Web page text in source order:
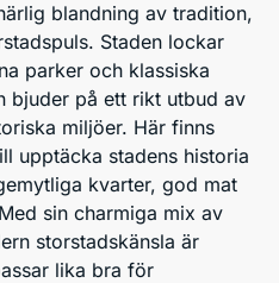
blandning av tradition,
Staden lockar
parker och klassiska
bjuder på ett rikt utbud av
miljöer. Här finns
upptäcka stadens historia
kvarter, god mat
sin charmiga mix av
storstadskänsla är
lika bra för